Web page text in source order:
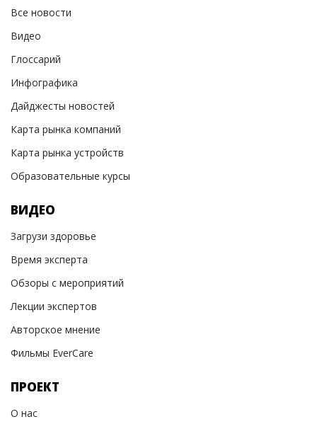
Все новости
Видео
Глоссарий
Инфографика
Дайджесты новостей
Карта рынка компаний
Карта рынка устройств
Образовательные курсы
ВИДЕО
Загрузи здоровье
Время эксперта
Обзоры с мероприятий
Лекции экспертов
Авторское мнение
Фильмы EverCare
ПРОЕКТ
О нас